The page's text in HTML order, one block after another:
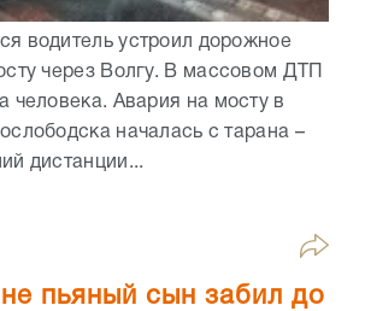
водитель устроил дорожное
через Волгу. В массовом ДТП
человека. Авария на мосту в
началась с тарана –
дистанции...
пьяный сын забил до